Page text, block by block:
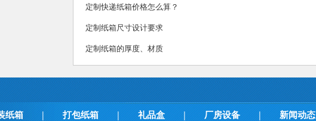
定制快递纸箱价格怎么算？
定制纸箱尺寸设计要求
定制纸箱的厚度、材质
纸箱 | 打包纸箱 | 礼品盒 | 厂房设备 | 新闻动态